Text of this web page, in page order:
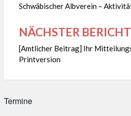
Schwäbischer Albverein –
NÄCHSTER BERICHT
[Amtlicher Beitrag] Ihr
Printversion
Termine